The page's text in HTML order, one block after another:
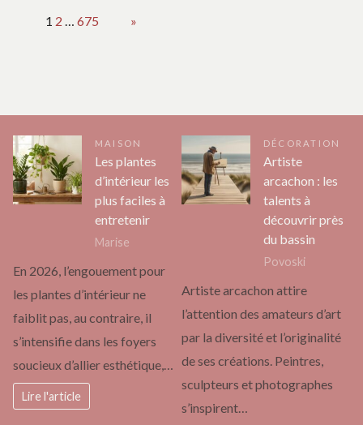
1 2 … 675 »
MAISON
Les plantes
d’intérieur les
plus faciles à
entretenir
Marise
En 2026, l’engouement pour
les plantes d’intérieur ne
faiblit pas, au contraire, il
s’intensifie dans les foyers
soucieux d’allier esthétique,…
Lire l'article
DÉCORATION
Artiste
arcachon : les
talents à
découvrir près
du bassin
Povoski
Artiste arcachon attire
l’attention des amateurs d’art
par la diversité et l’originalité
de ses créations. Peintres,
sculpteurs et photographes
s’inspirent…